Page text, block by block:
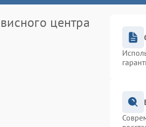
центра